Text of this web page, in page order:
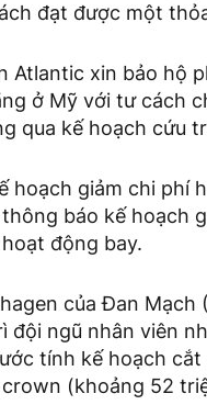
đạt được một
Atlantic xin bảo hộ
ở Mỹ với tư cách
qua kế hoạch cứu
hoạch giảm chi phí
báo kế hoạch
động bay.
của Đan Mạch
đội ngũ nhân viên
tính kế hoạch
(khoảng 52